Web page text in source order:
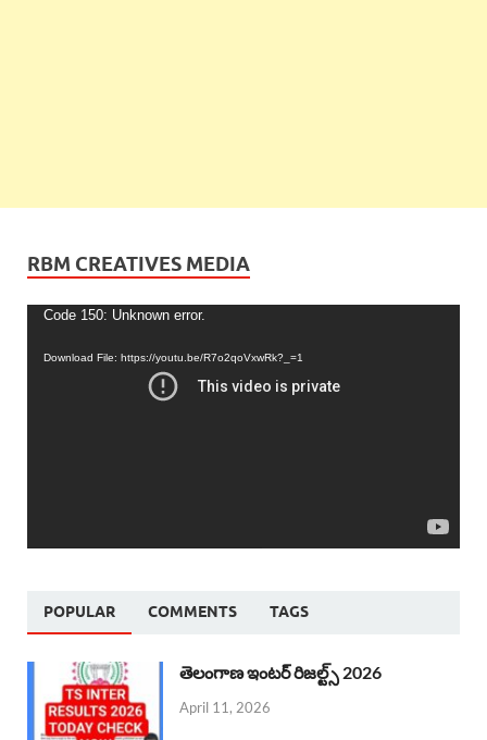
RBM CREATIVES MEDIA
Video
Code 150: Unknown error.
Download File: https://youtu.be/R7o2qoVxwRk?_=1
POPULAR COMMENTS TAGS
తెలంగాణ ఇంటర్ రిజల్ట్స్ 2026
April 11, 2026